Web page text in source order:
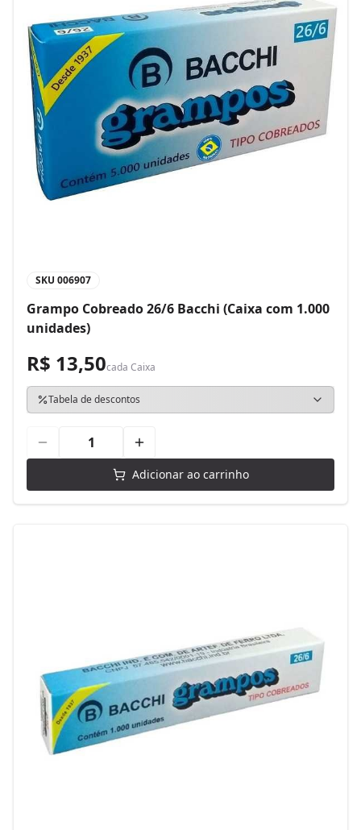
SKU 006907
Grampo Cobreado 26/6 Bacchi (Caixa com 1.000
unidades)
R$ 13,50cada Caixa
Tabela de descontos
Adicionar ao carrinho